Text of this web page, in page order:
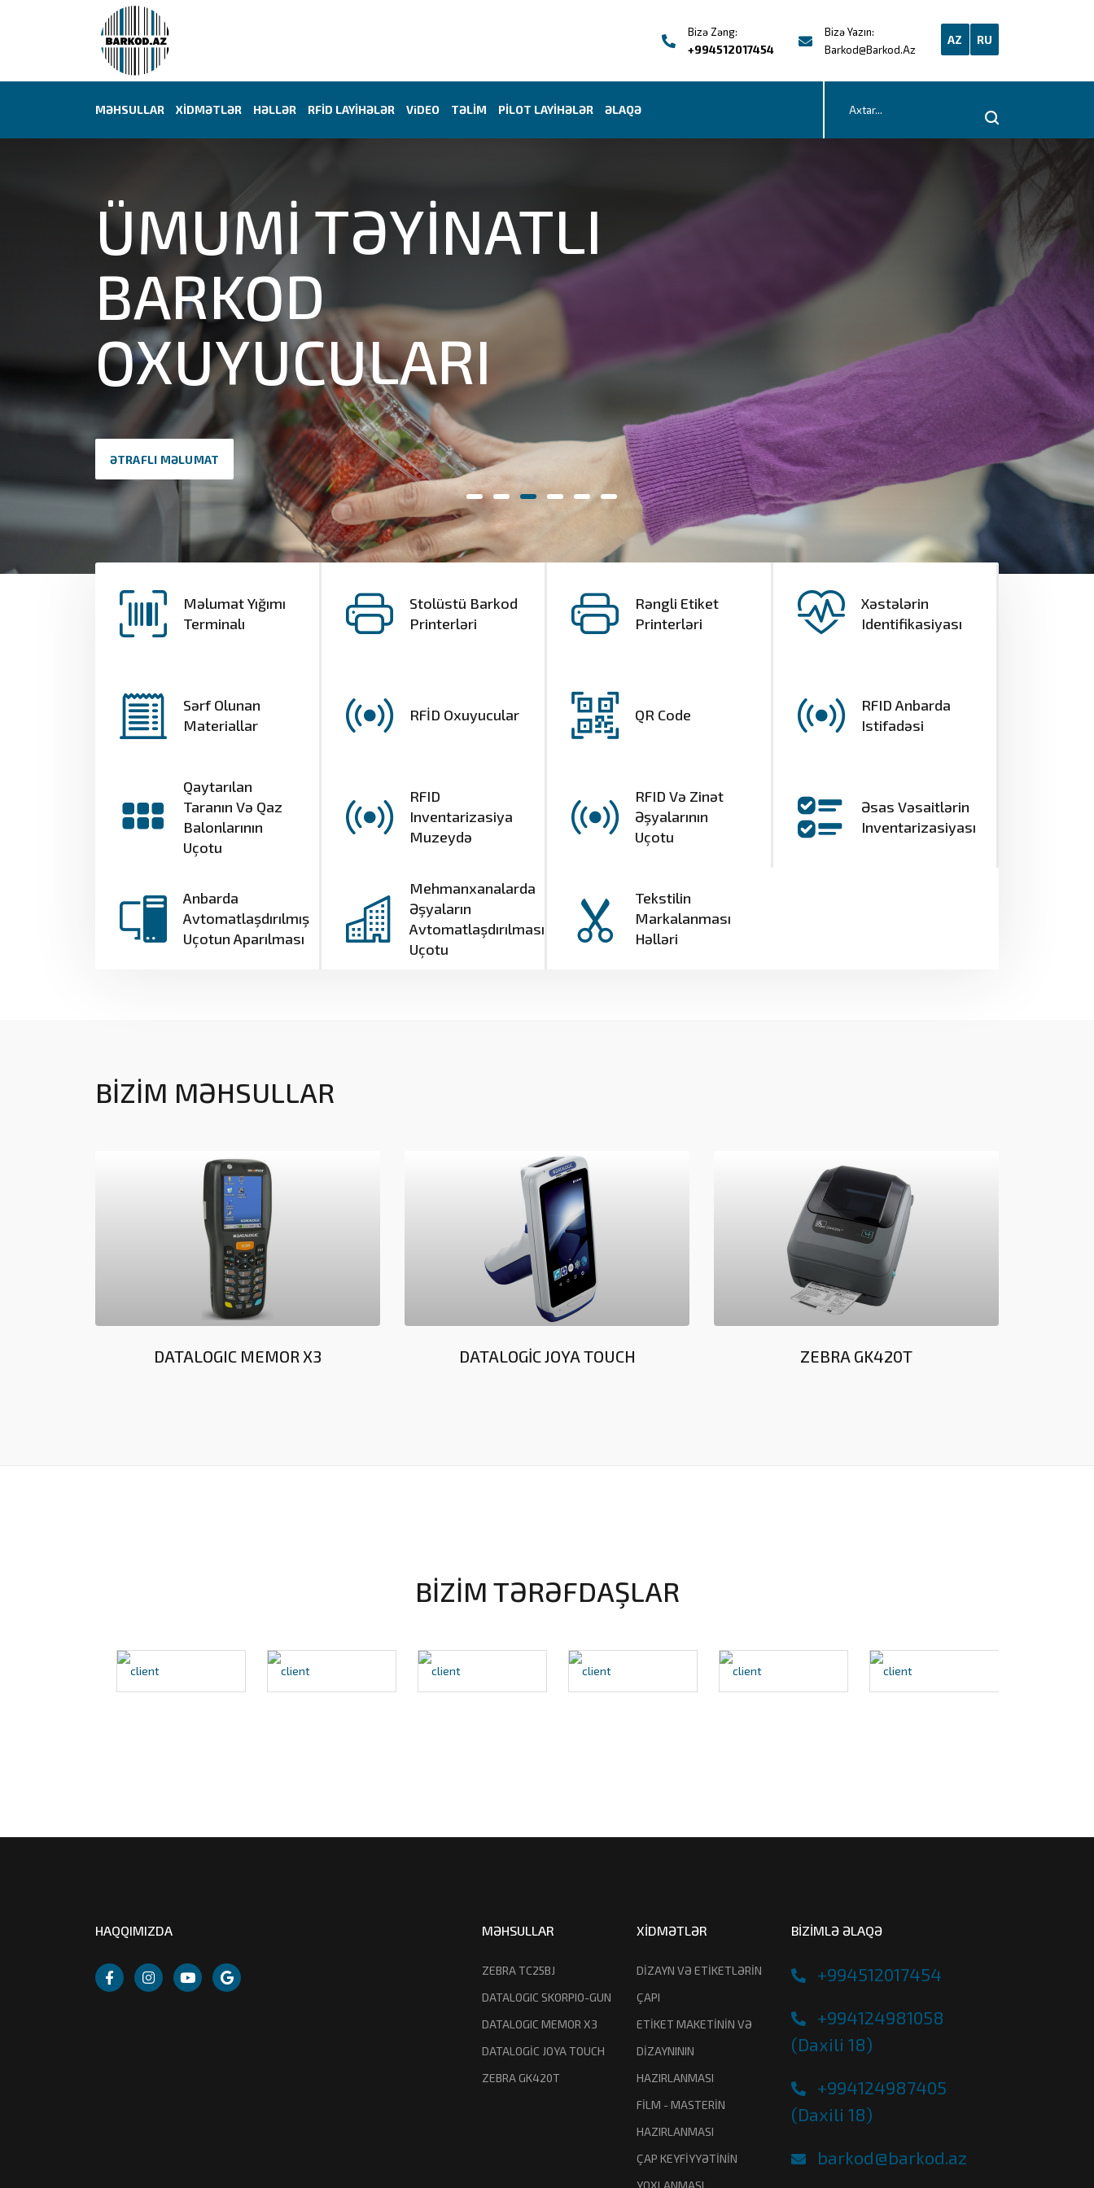
Bizə Zəng:
+994512017454
Bizə Yazın:
Barkod@barkod.az
AZ RU
MƏHSULLAR XİDMƏTLƏR HƏLLƏR RFİD LAYİHƏLƏR ViDEO TƏLİM PİLOT LAYİHƏLƏR ƏLAQƏ
ÜMUMİ TƏYİNATLI
BARKOD
OXUYUCULARI
ƏTRAFLI MƏLUMAT
Məlumat Yığımı
Terminalı
Stolüstü Barkod
Printerləri
Rəngli Etiket
Printerləri
Xəstələrin
Identifikasiyası
Sərf Olunan
Materiallar
RFİD Oxuyucular QR Code
RFID Anbarda
Istifadəsi
Qaytarılan
Taranın Və Qaz
Balonlarının
Uçotu
RFID
Inventarizasiya
Muzeydə
RFID Və Zinət
Əşyalarının
Uçotu
Əsas Vəsaitlərin
Inventarizasiyası
Anbarda
Avtomatlaşdırılmış
Uçotun Aparılması
Mehmanxanalarda
Əşyaların
Avtomatlaşdırılması
Uçotu
Tekstilin
Markalanması
Həlləri
BİZİM MƏHSULLAR
DATALOGIC MEMOR X3 DATALOGİC JOYA TOUCH ZEBRA GK420T
BİZİM TƏRƏFDAŞLAR
HAQQIMIZDA MƏHSULLAR
ZEBRA TC25BJ
DATALOGIC SKORPIO-GUN
DATALOGIC MEMOR X3
DATALOGİC JOYA TOUCH
ZEBRA GK420T
XİDMƏTLƏR
DİZAYN VƏ ETİKETLƏRİN
ÇAPI
ETİKET MAKETİNİN VƏ
DİZAYNININ
HAZIRLANMASI
FİLM - MASTERİN
HAZIRLANMASI
ÇAP KEYFİYYƏTİNİN
YOXLANMASI
BİZİMLƏ ƏLAQƏ
+994512017454
+994124981058
(Daxili 18)
+994124987405
(Daxili 18)
barkod@barkod.az